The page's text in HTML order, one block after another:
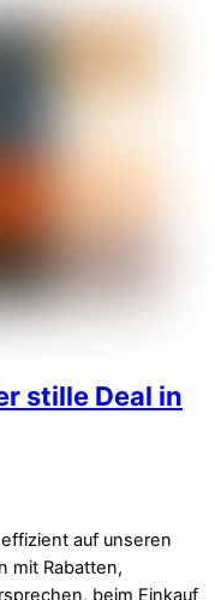
stille Deal in
auf unseren
mit Rabatten,
beim Einkauf